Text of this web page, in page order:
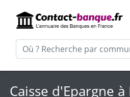
Caisse d'Epargne